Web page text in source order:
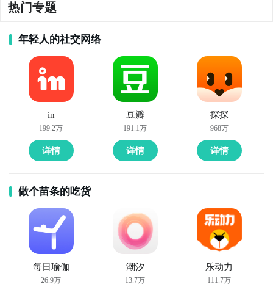
热门专题
年轻人的社交网络
in
199.2万
详情
豆瓣
191.1万
详情
探探
968万
详情
做个苗条的吃货
每日瑜伽
26.9万
潮汐
13.7万
乐动力
111.7万